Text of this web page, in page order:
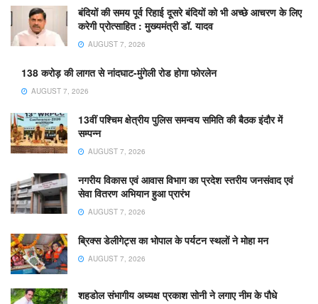
बंदियों की समय पूर्व रिहाई दूसरे बंदियों को भी अच्छे आचरण के लिए
करेगी प्रोत्साहित : मुख्यमंत्री डॉ. यादव
AUGUST 7, 2026
138 करोड़ की लागत से नांदघाट-मुंगेली रोड होगा फोरलेन
AUGUST 7, 2026
13वीं पश्चिम क्षेत्रीय पुलिस समन्वय समिति की बैठक इंदौर में
सम्पन्न
AUGUST 7, 2026
नगरीय विकास एवं आवास विभाग का प्रदेश स्तरीय जनसंवाद एवं
सेवा वितरण अभियान हुआ प्रारंभ
AUGUST 7, 2026
ब्रिक्स डेलीगेट्स का भोपाल के पर्यटन स्थलों ने मोहा मन
AUGUST 7, 2026
शहडोल संभागीय अध्यक्ष प्रकाश सोनी ने लगाए नीम के पौधे